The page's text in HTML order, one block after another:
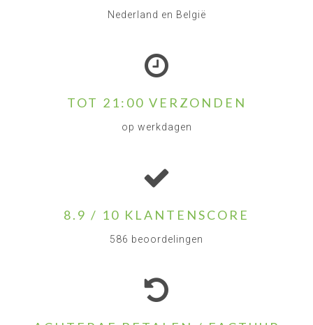
Nederland en België
TOT 21:00 VERZONDEN
op werkdagen
8.9 / 10 KLANTENSCORE
586 beoordelingen